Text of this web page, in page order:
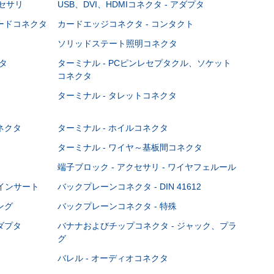
サリ
USB、DVI、HDMIコネクタ - アダプタ
ドコネクタ
カードエッジコネクタ - コンタクト
ソリッドステート照明コネクタ
ターミナル - PCピンレセプタクル、ソケット
コネクタ
ターミナル - タレットコネクタ
クタ
ターミナル - ホイルコネクタ
ターミナル - ワイヤ～基板間コネクタ
端子ブロック - アクセサリ - ワイヤフェルール
ンサート
バックプレーンコネクタ - DIN 41612
グ
バックプレーンコネクタ - 特殊
プタ
バナナおよびチップコネクタ - ジャック、プラ
グ
バレル - オーディオコネクタ